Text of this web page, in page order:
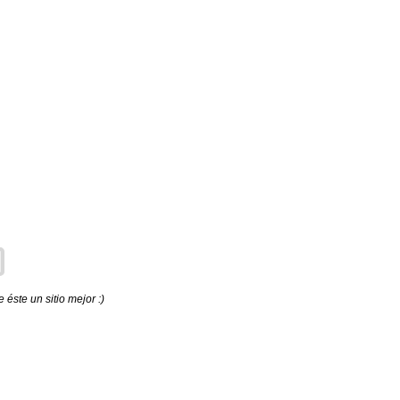
éste un sitio mejor :)